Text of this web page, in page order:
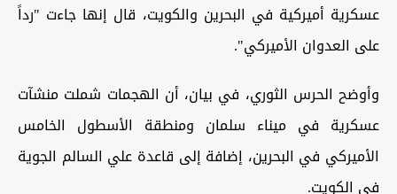
عسكرية أميركية في البحرين والكويت، قال إنها جاءت "رداً
على العدوان الأميركي".
وأوضح الحرس الثوري، في بيان، أن الهجمات شملت منشآت
عسكرية في ميناء سلمان ومنطقة الأسطول الخامس
الأميركي في البحرين، إضافة إلى قاعدة علي السالم الجوية
في الكويت.